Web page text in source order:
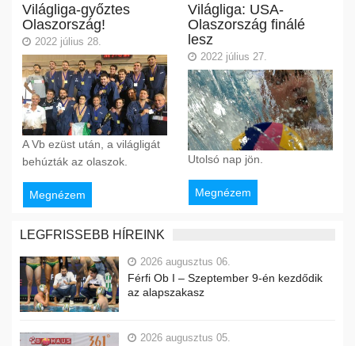
Világliga-győztes
Olaszország!
2022 július 28.
A Vb ezüst után, a világligát
behúzták az olaszok.
Megnézem
Világliga: USA-
Olaszország finálé
lesz
2022 július 27.
Utolsó nap jön.
Megnézem
LEGFRISSEBB HÍREINK
2026 augusztus 06.
Férfi Ob I – Szeptember 9-én kezdődik
az alapszakasz
2026 augusztus 05.